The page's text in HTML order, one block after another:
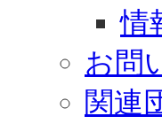
情
お問
関連